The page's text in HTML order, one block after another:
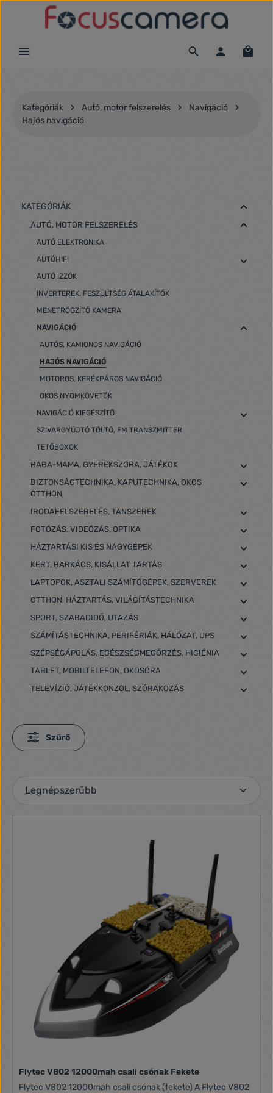
Ugrás a fő tartalomra
Kategóriák Autó, motor felszerelés
Navigáció
Hajós navigáció
KATEGÓRIÁK
AUTÓ, MOTOR FELSZERELÉS
AUTÓ ELEKTRONIKA
AUTÓHIFI
AUTÓ IZZÓK
INVERTEREK, FESZÜLTSÉG ÁTALAKÍTÓK
MENETRÖGZÍTŐ KAMERA
NAVIGÁCIÓ
AUTÓS, KAMIONOS NAVIGÁCIÓ
HAJÓS NAVIGÁCIÓ
MOTOROS, KERÉKPÁROS NAVIGÁCIÓ
OKOS NYOMKÖVETŐK
NAVIGÁCIÓ KIEGÉSZÍTŐ
SZIVARGYÚJTÓ TÖLTŐ, FM TRANSZMITTER
TETŐBOXOK
BABA-MAMA, GYEREKSZOBA, JÁTÉKOK
BIZTONSÁGTECHNIKA, KAPUTECHNIKA, OKOS
OTTHON
IRODAFELSZERELÉS, TANSZEREK
FOTÓZÁS, VIDEÓZÁS, OPTIKA
HÁZTARTÁSI KIS ÉS NAGYGÉPEK
KERT, BARKÁCS, KISÁLLAT TARTÁS
LAPTOPOK, ASZTALI SZÁMÍTÓGÉPEK, SZERVEREK
OTTHON, HÁZTARTÁS, VILÁGÍTÁSTECHNIKA
SPORT, SZABADIDŐ, UTAZÁS
SZÁMÍTÁSTECHNIKA, PERIFÉRIÁK, HÁLÓZAT, UPS
SZÉPSÉGÁPOLÁS, EGÉSZSÉGMEGŐRZÉS, HIGIÉNIA
TABLET, MOBILTELEFON, OKOSÓRA
TELEVÍZIÓ, JÁTÉKKONZOL, SZÓRAKOZÁS
Szűrő
Flytec V802 12000mah csali csónak Fekete
Flytec V802 12000mah csali csónak (fekete) A Flytec V802